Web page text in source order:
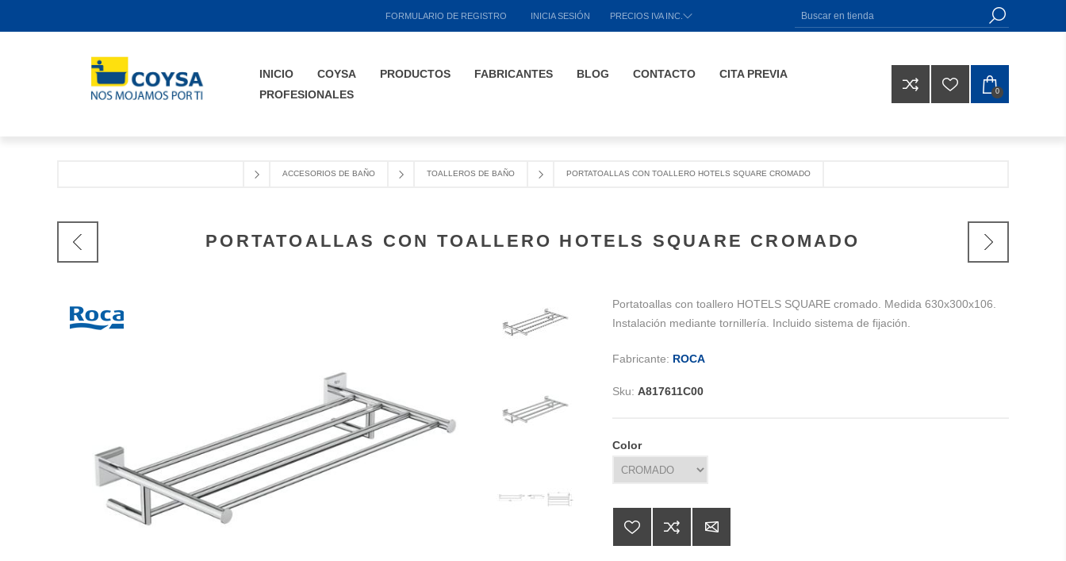
FORMULARIO DE REGISTRO INICIA SESIÓN PRECIOS IVA INC.
INICIO COYSA PRODUCTOS FABRICANTES BLOG CONTACTO
CITA PREVIA
PROFESIONALES
0
ACCESORIOS DE BAÑO TOALLEROS DE BAÑO PORTATOALLAS CON TOALLERO HOTELS SQUARE CROMADO
PORTATOALLAS CON TOALLERO HOTELS SQUARE CROMADO
Portatoallas con toallero HOTELS SQUARE cromado. Medida 630x300x106.
Instalación mediante tornillería. Incluido sistema de fijación.
Fabricante: ROCA
Sku: A817611C00
Color